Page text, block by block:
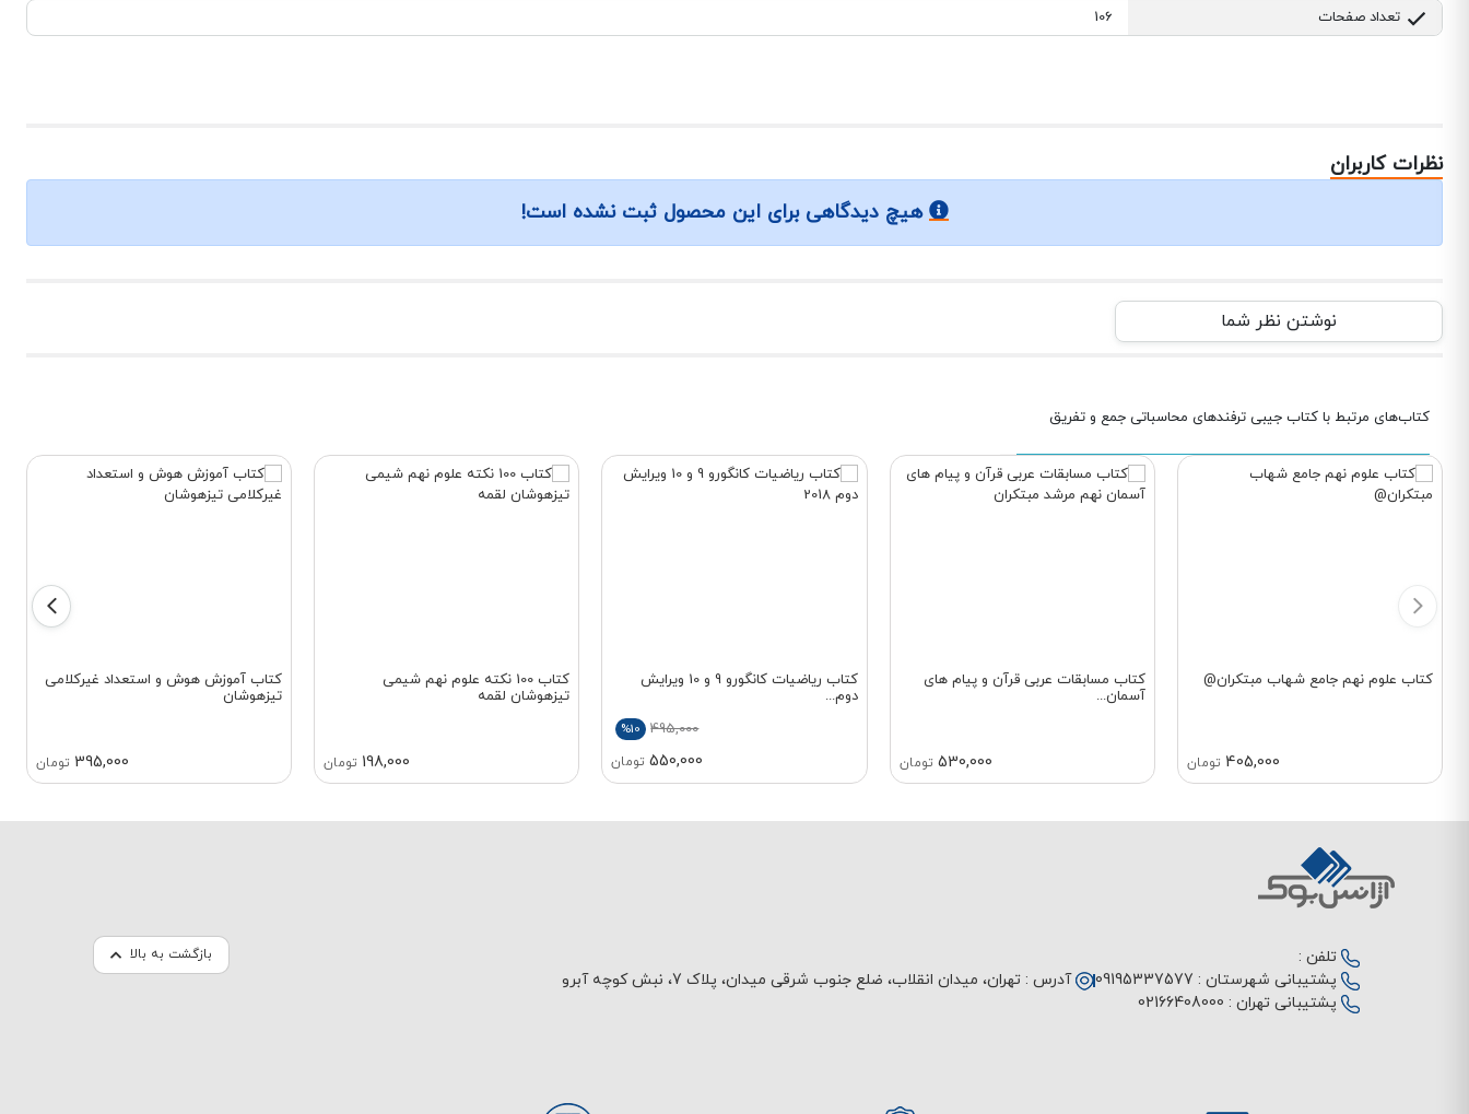
تعداد صفحات 106
نظرات کاربران
هیچ دیدگاهی برای این محصول ثبت نشده است!
نوشتن نظر شما
کتاب‌های مرتبط با کتاب جیبی ترفندهای محاسباتی جمع و تفریق
کتاب علوم نهم جامع شهاب مبتکران@
405,000 تومان
کتاب مسابقات عربی قرآن و پیام های
آسمان...
530,000 تومان
کتاب ریاضیات کانگورو 9 و 10 ویرایش
دوم...
495,000
%10
550,000 تومان
کتاب 100 نکته علوم نهم شیمی
تیزهوشان لقمه
198,000 تومان
کتاب آموزش هوش و استعداد غیرکلامی
تیزهوشان
395,000 تومان
بازگشت به بالا
تلفن :
پشتیبانی شهرستان : 09195337577
پشتیبانی تهران : 02166408000
آدرس : تهران، میدان انقلاب، ضلع جنوب شرقی میدان، پلاک 7، نبش کوچه آبرو